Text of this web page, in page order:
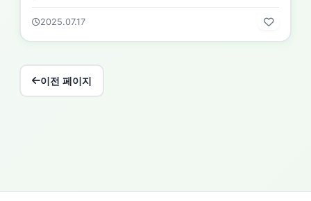
2025.07.17
이전 페이지